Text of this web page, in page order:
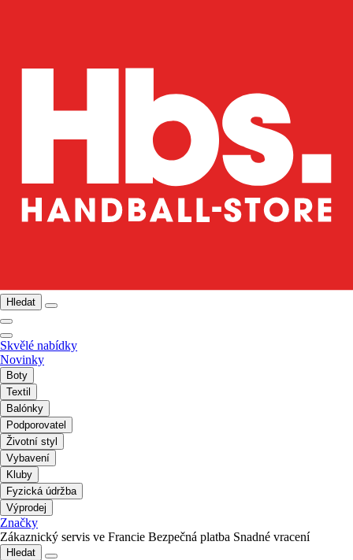
Hledat
Skvělé nabídky
Novinky
Boty
Textil
Balónky
Podporovatel
Životní styl
Vybavení
Kluby
Fyzická údržba
Výprodej
Značky
Zákaznický servis ve Francie Bezpečná platba Snadné vracení
Hledat